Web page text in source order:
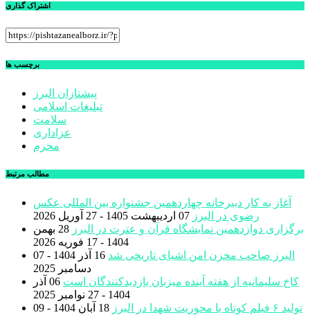
اشتراک گذاری
برچسب ها
پیشتازان البرز
تبلیغات اسلامی
سلامت
عزاداری
محرم
مطالب مرتبط
آغاز به کار دبیرخانه چهاردهمین جشنواره بین المللی عکس
رضوی در البرز 07 اردیبهشت 1405 - 27 آوریل 2026
برگزاری دوازدهمین نمایشگاه قرآن و عترت در البرز
28 بهمن
1404 - 17 فوریه 2026
البرز صاحب مخزن امن اشیای تاریخی شد
16 آذر 1404 - 07
دسامبر 2025
کاخ سلیمانیه از هفته آینده میزبان بازدیدکنندگان است
06 آذر
1404 - 27 نوامبر 2025
تولید ۶ فیلم کوتاه با محوریت شهدا در البرز
18 آبان 1404 - 09